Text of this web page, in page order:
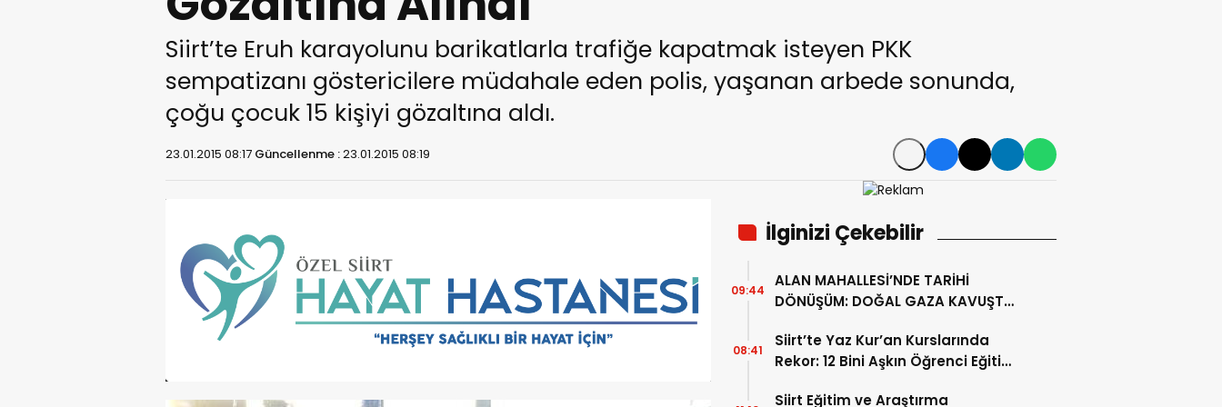
Siirt’te Eruh karayolunu barikatlarla trafiğe kapatmak isteyen PKK
sempatizanı göstericilere müdahale eden polis, yaşanan arbede sonunda,
çoğu çocuk 15 kişiyi gözaltına aldı.
23.01.2015 08:17 Güncellenme :23.01.2015 08:19
İlginizi Çekebilir
ALAN MAHALLESİ’NDE TARİHİ
DÖNÜŞÜM: DOĞAL GAZA KAVUŞTU,
09:44
Siirt’te Yaz Kur’an Kurslarında
Rekor: 12 Bini Aşkın Öğrenci Eğitim
08:41
Siirt Eğitim ve Araştırma